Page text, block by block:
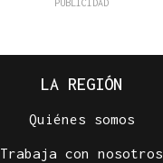
LA REGIÓN
Quiénes somos
Trabaja con nosotros